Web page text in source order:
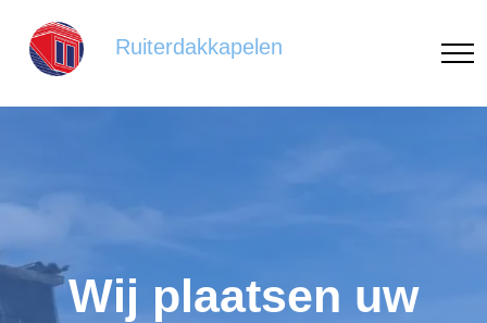
Ruiterdakkapelen
Wij plaatsen uw